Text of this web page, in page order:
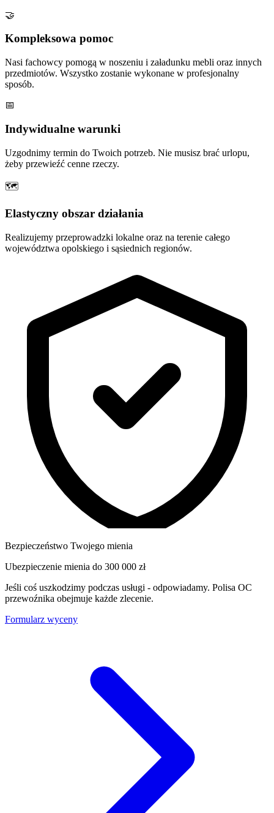
🤝
Kompleksowa pomoc
Nasi fachowcy pomogą w noszeniu i załadunku mebli oraz innych
przedmiotów. Wszystko zostanie wykonane w profesjonalny
sposób.
📅
Indywidualne warunki
Uzgodnimy termin do Twoich potrzeb. Nie musisz brać urlopu,
żeby przewieźć cenne rzeczy.
🗺
Elastyczny obszar działania
Realizujemy przeprowadzki lokalne oraz na terenie całego
województwa opolskiego i sąsiednich regionów.
Bezpieczeństwo Twojego mienia
Ubezpieczenie mienia do 300 000 zł
Jeśli coś uszkodzimy podczas usługi - odpowiadamy. Polisa OC
przewoźnika obejmuje każde zlecenie.
Formularz wyceny